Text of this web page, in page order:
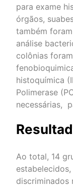
para exame
órgãos,
também
análise
colônias
histoquímica
Polimerase
necessárias,
Ao total, 14
discriminados